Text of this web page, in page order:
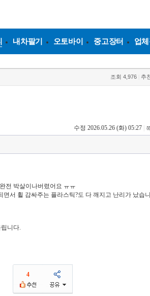
내차팔기 오토바이 중고장터 업
조회 4,976 추
수정 2026.05.26 (화) 05:27
전 박살이나버렸어요 ㅠㅠ
서 휠 감싸주는 플라스틱?도 다 깨지고 난리가 났습
니다.
4